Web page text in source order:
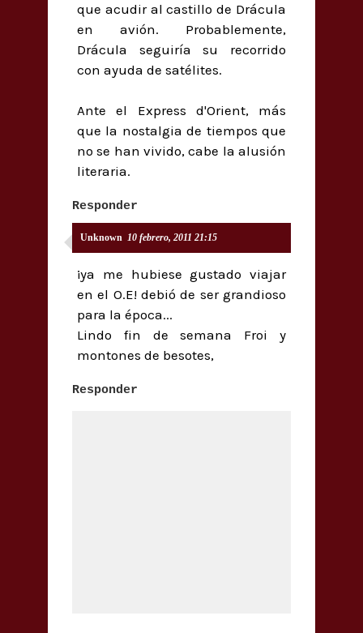
que acudir al castillo de Drácula
en avión. Probablemente,
Drácula seguiría su recorrido
con ayuda de satélites.
Ante el Express d'Orient, más
que la nostalgia de tiempos que
no se han vivido, cabe la alusión
literaria.
Responder
Unknown 10 febrero, 2011 21:15
¡ya me hubiese gustado viajar
en el O.E! debió de ser grandioso
para la época...
Lindo fin de semana Froi y
montones de besotes,
Responder